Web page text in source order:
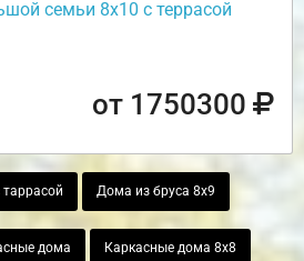
семьи 8х10 с террасой
от 1750300
Дома из бруса 8х9
дома Каркасные дома 8х8